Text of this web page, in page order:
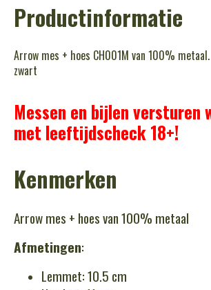
Productinformatie
Arrow mes + hoes CH001M van 100% metaal.
zwart
Messen en bijlen versturen
met leeftijdscheck 18+!
Kenmerken
Arrow mes + hoes van 100% metaal
Afmetingen:
Lemmet: 10.5 cm